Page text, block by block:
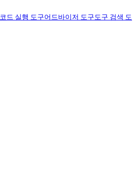
코드 실행 도구어드바이저 도구도구 검색 도